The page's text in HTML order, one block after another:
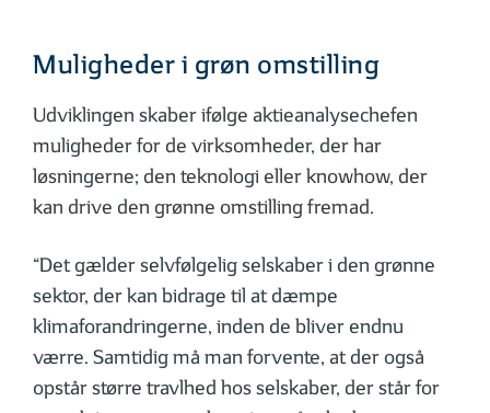
Muligheder i grøn omstilling
Udviklingen skaber ifølge aktieanalysechefen
muligheder for de virksomheder, der har
løsningerne; den teknologi eller knowhow, der
kan drive den grønne omstilling fremad.
“Det gælder selvfølgelig selskaber i den grønne
sektor, der kan bidrage til at dæmpe
klimaforandringerne, inden de bliver endnu
værre. Samtidig må man forvente, at der også
opstår større travlhed hos selskaber, der står for